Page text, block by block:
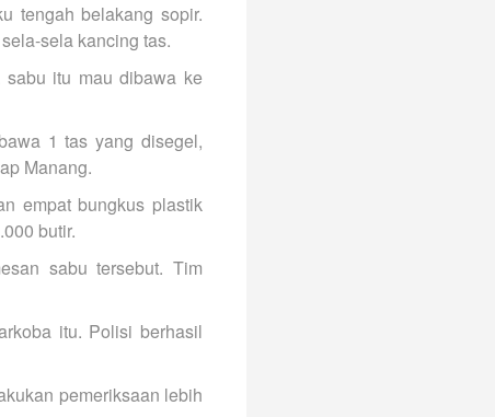
tengah belakang sopir.
sela kancing tas.
itu mau dibawa ke
1 tas yang disegel,
Manang.
empat bungkus plastik
butir.
sabu tersebut. Tim
itu. Polisi berhasil
pemeriksaan lebih